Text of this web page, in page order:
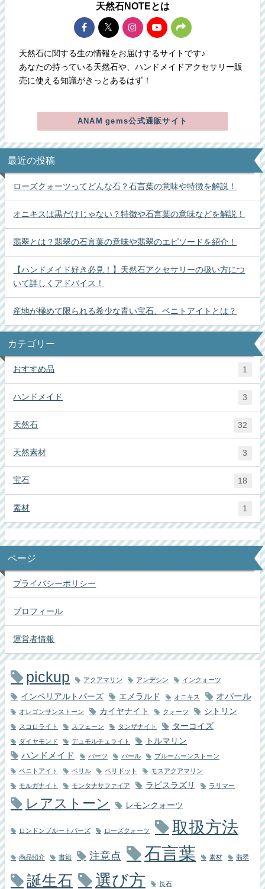
天然石NOTEとは
天然石に関する生の情報をお届けするサイトです♪
あなたの持っている天然石や、ハンドメイドアクセサリー販
売に使える知識がきっとあるはず！
ANAM gems公式通販サイト
最近の投稿
ローズクォーツってどんな石？石言葉の意味や特徴を解説！
オニキスは黒だけじゃない？特徴や石言葉の意味などを解説！
翡翠とは？翡翠の石言葉の意味や翡翠のエピソードを紹介！
【ハンドメイド好き必見！】天然石アクセサリーの扱い方につ
いて詳しくアドバイス！
産地が極めて限られる希少な青い宝石、ベニトアイトとは？
カテゴリー
おすすめ品 1
ハンドメイド 3
天然石 32
天然素材 3
宝石 18
素材 1
ページ
プライバシーポリシー
プロフィール
運営者情報
pickup アクアマリン アンデシン インクォーツ
インペリアルトパーズ エメラルド オニキス オパール
オレゴンサンストーン カイヤナイト クォーツ シトリン
スコロライト スフェーン タンザナイト ターコイズ
ダイヤモンド デュモルチェライト トルマリン
ハンドメイド パーツ パール ブルームーンストーン
ベニトアイト ベリル ペリドット モスアクアマリン
モルガナイト モンタナサファイア ラピスラズリ ラリマー
レアストーン レモンクォーツ
ロンドンブルートパーズ ローズクォーツ 取扱方法
商品紹介 書籍 注意点 石言葉 素材 翡翠
誕生石 選び方 長石